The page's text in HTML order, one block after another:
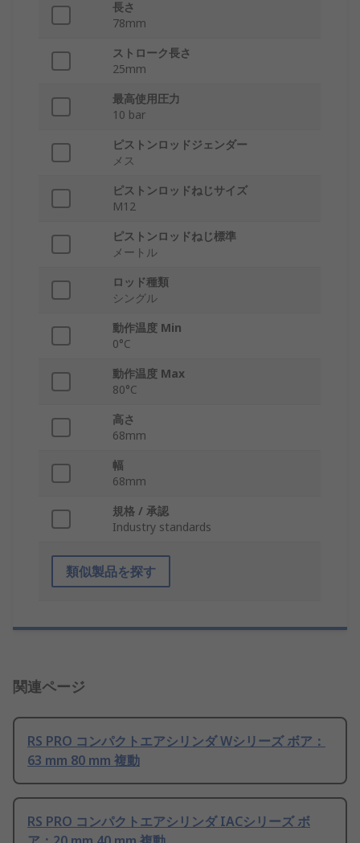
長さ
78mm
ストローク長さ
25mm
最高使用圧力
10 bar
ピストンロッドジェンダー
メス
ピストンロッドねじサイズ
M12
ピストンロッドねじ標準
メートル
ロッド種類
シングル
動作温度 Min
0°C
動作温度 Max
80°C
高さ
68mm
幅
68mm
規格 / 承認
Industry standards
類似製品を探す
関連ページ
RS PRO コンパクトエアシリンダ Wシリーズ ボア：
63 mm 80 mm 複動
RS PRO コンパクトエアシリンダ IACシリーズ ボ